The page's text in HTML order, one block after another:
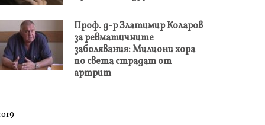
Проф. д-р Златимир Коларов
за ревматичните
заболявания: Милиони хора
по света страдат от
артрит